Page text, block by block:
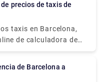
antiguos como Las
un automóvil. El
los funiculares y
los medios de
taxis en Barcelona,
de calculadora de
de un viaje en
utilizando los